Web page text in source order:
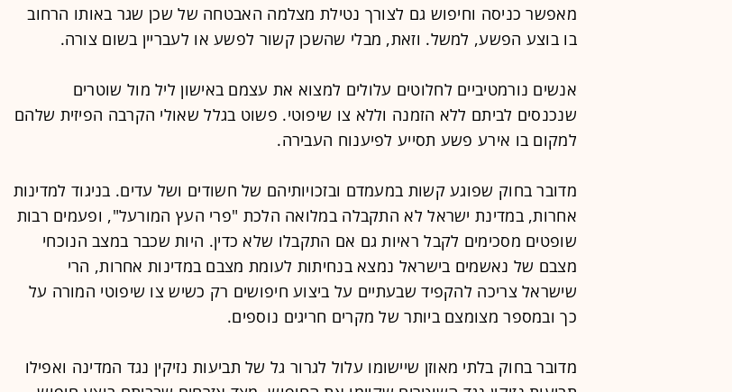
מאפשר כניסה וחיפוש גם לצורך נטילת מצלמה האבטחה של שכן שגר באותו הרחוב
בו בוצע הפשע, למשל. וזאת, מבלי שהשכן קשור לפשע או לעבריין בשום צורה.
אנשים נורמטיביים לחלוטים עלולים למצוא את עצמם באישון ליל מול שוטרים
שנכנסים לביתם ללא הזמנה וללא צו שיפוטי. פשוט בגלל שאולי הקרבה הפיזית שלהם
למקום בו אירע פשע תסייע לפיענוח העבירה.
מדובר בחוק שפוגע קשות במעמדם ובזכויותיהם של חשודים ושל עדים. בניגוד למדינות
אחרות, במדינת ישראל לא התקבלה במלואה הלכת "פרי העץ המורעל", ופעמים רבות
שופטים מסכימים לקבל ראיות גם אם התקבלו שלא כדין. היות שכבר במצב הנוכחי
מצבם של נאשמים בישראל נמצא בנחיתות לעומת מצבם במדינות אחרות, הרי
שישראל צריכה להקפיד שבעתיים על ביצוע חיפושים רק כשיש צו שיפוטי המורה על
כך ובמספר מצומצם ביותר של מקרים חריגים נוספים.
מדובר בחוק בלתי מאוזן שיישומו עלול לגרור גל של תביעות נזיקין נגד המדינה ואפילו